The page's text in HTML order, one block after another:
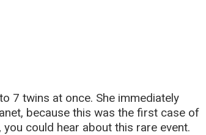
7 twins at once. She immediately
because this was the first case of
could hear about this rare event.